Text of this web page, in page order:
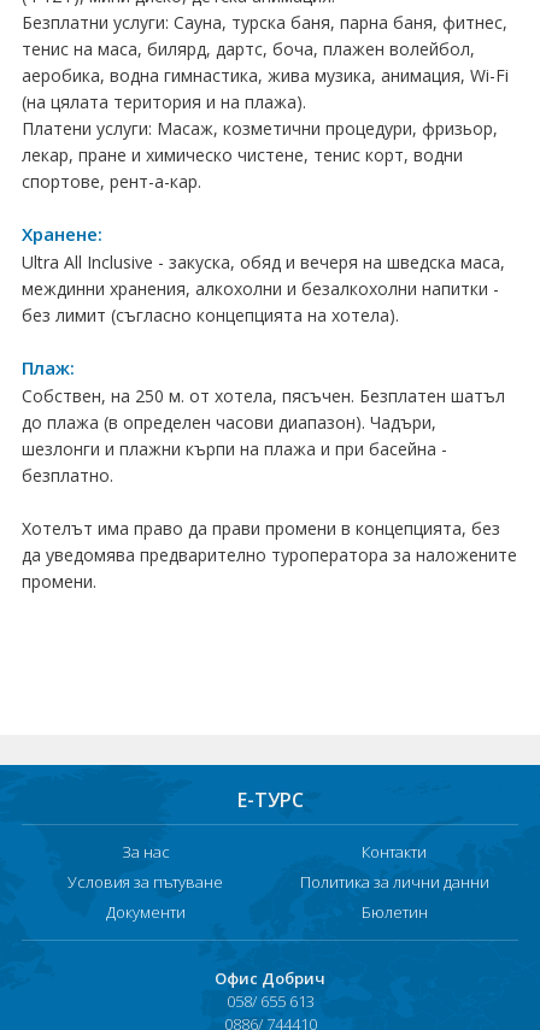
Празници в България
Предколедни
Нова година
Великден 2026
Екзотични почивки
КРУИЗИ
САМОЛЕТНИ БИЛЕТИ
ХОТЕЛИ
Хотели в България
Хотели в чужбина
ЕЗИКОВО УЧИЛИЩЕ
Безплатни услуги: Сауна, турска баня, парна баня, фитнес,
тенис на маса, билярд, дартс, боча, плажен волейбол,
аеробика, водна гимнастика, жива музика, анимация, Wi-Fi
(на цялата територия и на плажа).
Платени услуги: Масаж, козметични процедури, фризьор,
лекар, пране и химическо чистене, тенис корт, водни
спортове, рент-а-кар.
Хранене:
Ultra All Inclusive - закуска, обяд и вечеря на шведска маса,
междинни хранения, алкохолни и безалкохолни напитки -
без лимит (съгласно концепцията на хотела).
Плаж:
Собствен, на 250 м. от хотела, пясъчен. Безплатен шатъл
до плажа (в определен часови диапазон). Чадъри,
шезлонги и плажни кърпи на плажа и при басейна -
безплатно.
Хотелът има право да прави промени в концепцията, без
да уведомява предварително туроператора за наложените
промени.
Е-ТУРС
За нас
Контакти
Условия за пътуване
Политика за лични данни
Документи
Бюлетин
Офис Добрич
058/ 655 613
0886/ 744410